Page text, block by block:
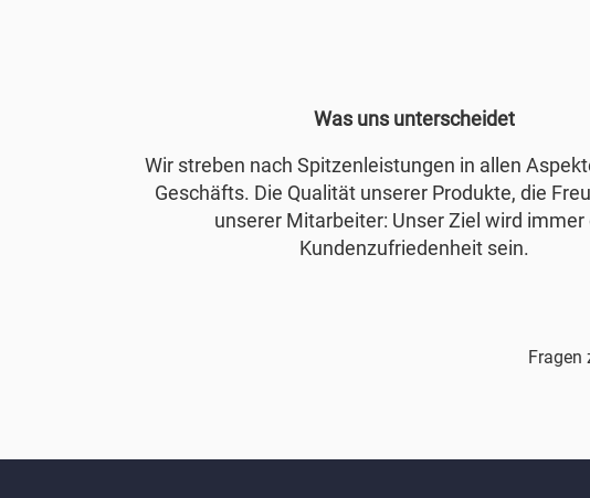
Was uns unterscheidet
Wir streben nach Spitzenleistungen in allen
Geschäfts. Die Qualität unserer Produkte, die
unserer Mitarbeiter: Unser Ziel wird immer
Kundenzufriedenheit sein.
Fragen